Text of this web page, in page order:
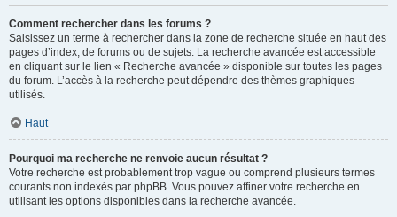
Comment rechercher dans les forums ?
Saisissez un terme à rechercher dans la zone de recherche située en haut des
pages d’index, de forums ou de sujets. La recherche avancée est accessible
en cliquant sur le lien « Recherche avancée » disponible sur toutes les pages
du forum. L’accès à la recherche peut dépendre des thèmes graphiques
utilisés.
Haut
Pourquoi ma recherche ne renvoie aucun résultat ?
Votre recherche est probablement trop vague ou comprend plusieurs termes
courants non indexés par phpBB. Vous pouvez affiner votre recherche en
utilisant les options disponibles dans la recherche avancée.